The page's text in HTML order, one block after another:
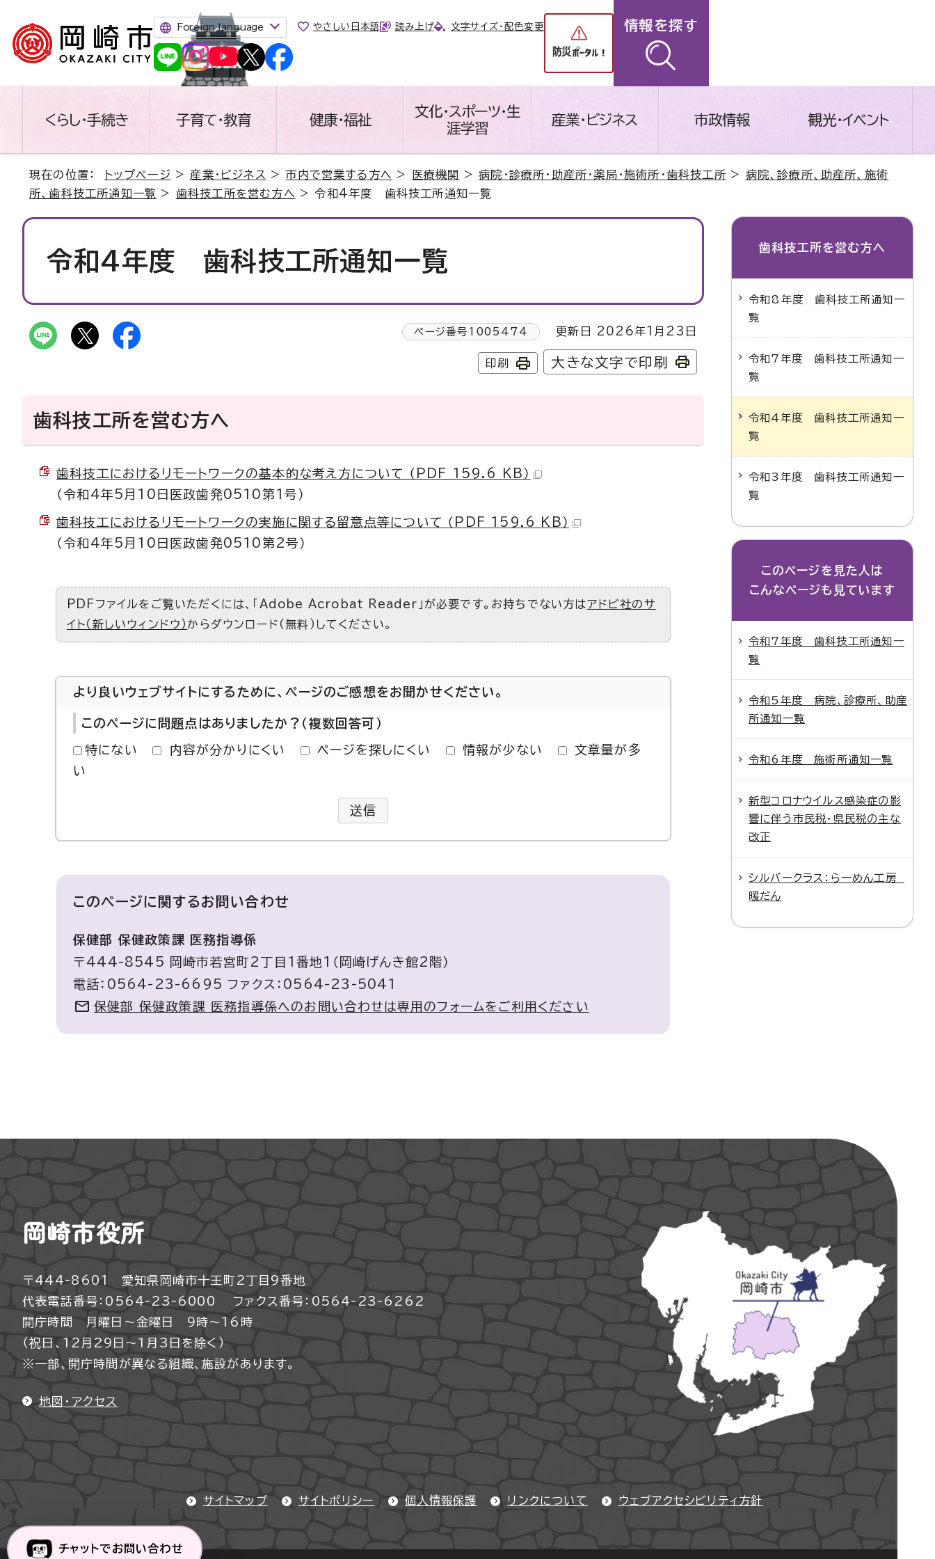
Foreign language やさしい日本語 読み上げ 文字サイズ・配色変更 情報を探す
くらし・手続き 子育て・教育 健康・福祉
文化・スポーツ・生
涯学習
産業・ビジネス 市政情報 観光・イベント
現在の位置： トップページ > 産業・ビジネス >市内で営業する方へ > 医療機関 >病院・診療所・助産所・薬局・施術所・歯科技工所 > 病院、診療所、助産所、施術
所、歯科技工所通知一覧 > 歯科技工所を営む方へ > 令和4年度 歯科技工所通知一覧
令和4年度 歯科技工所通知一覧
ページ番号 1005474 更新日 2026年1月23日
印刷 大きな文字で印刷
歯科技工所を営む方へ
歯科技工におけるリモートワークの基本的な考え方について （PDF 159.6 KB）
（令和4年5月10日医政歯発0510第1号）
歯科技工におけるリモートワークの実施に関する留意点等について （PDF 159.6 KB）
（令和4年5月10日医政歯発0510第2号）
PDFファイルをご覧いただくには、「Adobe Acrobat Reader」が必要です。お持ちでない方はアドビ社のサ
イト（新しいウィンドウ）からダウンロード（無料）してください。
より良いウェブサイトにするために、ページのご感想をお聞かせください。
このページに問題点はありましたか？（複数回答可）
特にない 内容が分かりにくい ページを探しにくい 情報が少ない
文章量が多
い
送信
このページに関するお問い合わせ
保健部 保健政策課 医務指導係
〒444-8545 岡崎市若宮町2丁目1番地1（岡崎げんき館2階）
電話：0564-23-6695 ファクス：0564-23-5041
保健部 保健政策課 医務指導係へのお問い合わせは専用のフォームをご利用ください
歯科技工所を営む方へ
令和8年度 歯科技工所通知一
覧
令和7年度 歯科技工所通知一
覧
令和4年度 歯科技工所通知一
覧
令和3年度 歯科技工所通知一
覧
このページを見た人は
こんなページも見ています
令和7年度 歯科技工所通知一
覧
令和5年度 病院、診療所、助産
所通知一覧
令和6年度 施術所通知一覧
新型コロナウイルス感染症の影
響に伴う市民税・県民税の主な
改正
シルバークラス：らーめん工房
暖だん
岡崎市役所
〒444-8601 愛知県岡崎市十王町2丁目9番地
代表電話番号：0564-23-6000
ファクス番号：0564-23-6262
開庁時間 月曜日～金曜日 9時～16時
（祝日、12月29日～1月3日を除く）
※一部、開庁時間が異なる組織、施設があります。
地図・アクセス
サイトマップ サイトポリシー 個人情報保護 リンクについて ウェブアクセシビリティ方針
チャットでお問い合わせ